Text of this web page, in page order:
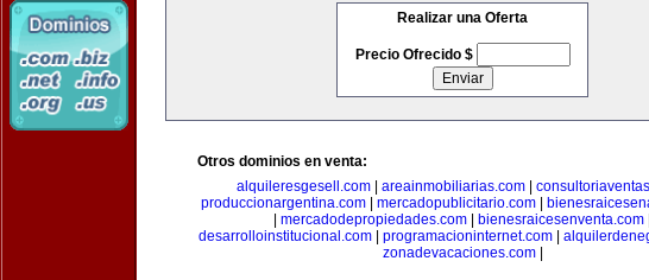
Realizar una Oferta
Precio Ofrecido $
Otros dominios en venta:
alquileresgesell.com
areainmobiliarias.com
produccionargentina.com| mercadopublicitario.com|
mercadodepropiedades.com bienesraicesenventa.com
desarrolloinstitucional.com
programacioninternet.com
zonadevacaciones.com|